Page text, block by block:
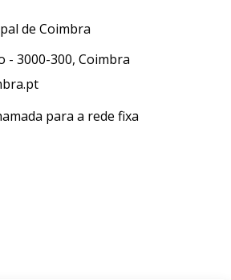
de Coimbra
- 3000-300, Coimbra
para a rede fixa